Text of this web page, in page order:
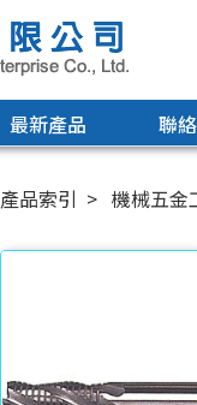
最新產品 聯
產品索引 機械五金